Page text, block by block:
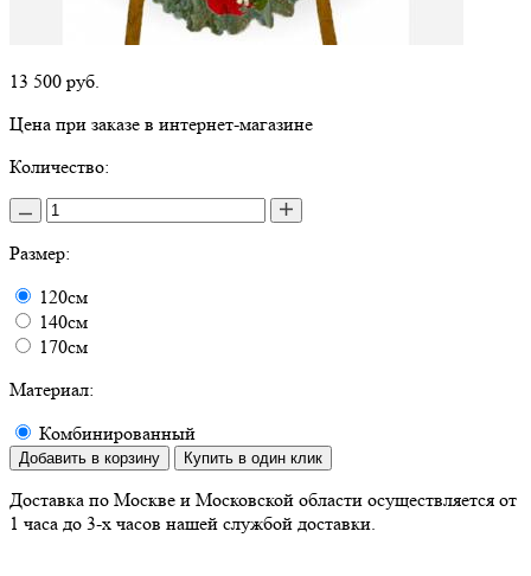
13 500 руб.
Цена при заказе в интернет-магазине
Количество:
Размер:
120см
140см
170см
Материал:
Комбинированный
Добавить в корзину Купить в один клик
Доставка по Москве и Московской области осуществляется от
1 часа до 3-х часов нашей службой доставки.